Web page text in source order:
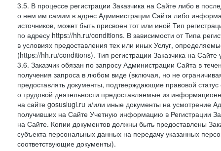
3.5. В процессе регистрации Заказчика на Сайте либо в
о нем им самим в адрес Администрации Сайта либо
источников, может быть присвоен тот или иной Тип
по адресу https://hh.ru/conditions. В зависимости от Типа
в условиях предоставления тех или иных Услуг,
(https://hh.ru/conditions). Тип регистрации Заказчика на
3.6. Заказчик обязан по запросу Администрации Сайта в
получения запроса в любом виде (включая, но не
предоставлять документы, подтверждающие правовой
о трудовой деятельности предоставляемые из
на сайте gosuslugi.ru и/или иные документы на усмотрение
получивших на Сайте Учетную информацию в Регистрации
на Сайте. Копии документов должны быть предоставлены
субъекта персональных данных на передачу указанных
соответствующие документы).